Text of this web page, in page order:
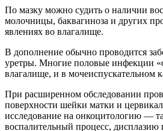
По мазку можно судить о наличии
молочницы, баквагиноза и других
явлениях во влагалище.
В дополнение обычно проводится
уретры. Многие половые инфекции
влагалище, и в мочеиспускательном
При расширенном обследовании
поверхности шейки матки и
исследование на онкоцитологию —
воспалительный процесс, дисплазию